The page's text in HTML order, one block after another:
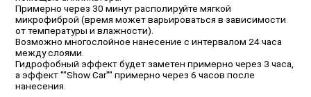
Примерно через 30 минут располируйте мягкой
микрофиброй (время может варьироваться в зависимости
от температуры и влажности).
Возможно многослойное нанесение с интервалом 24 часа
между слоями.
Гидрофобный эффект будет заметен примерно через 3 часа,
а эффект ""Show Car"" примерно через 6 часов после
нанесения.